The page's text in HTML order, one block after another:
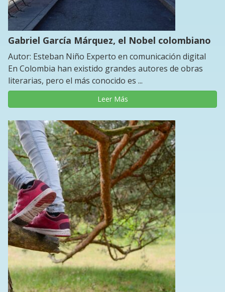
Gabriel García Márquez, el Nobel colombiano
Autor: Esteban Niño Experto en comunicación digital
En Colombia han existido grandes autores de obras
literarias, pero el más conocido es ...
Leer Más